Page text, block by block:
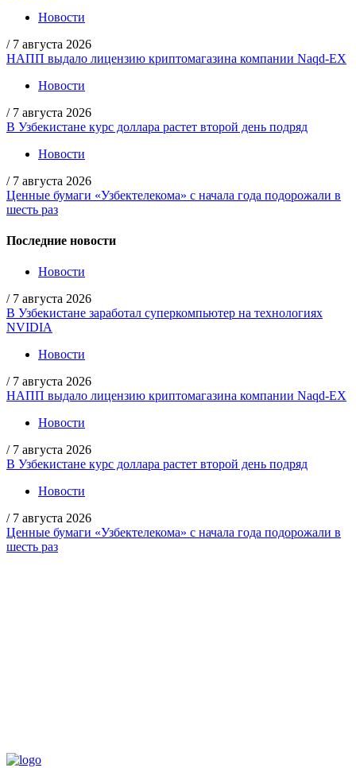
Новости
/ 7 августа 2026
НАПП выдало лицензию криптомагазина компании Naqd-EX
Новости
/ 7 августа 2026
В Узбекистане курс доллара растет второй день подряд
Новости
/ 7 августа 2026
Ценные бумаги «Узбектелекома» с начала года подорожали в
шесть раз
Последние новости
Новости
/ 7 августа 2026
В Узбекистане заработал суперкомпьютер на технологиях
NVIDIA
Новости
/ 7 августа 2026
НАПП выдало лицензию криптомагазина компании Naqd-EX
Новости
/ 7 августа 2026
В Узбекистане курс доллара растет второй день подряд
Новости
/ 7 августа 2026
Ценные бумаги «Узбектелекома» с начала года подорожали в
шесть раз